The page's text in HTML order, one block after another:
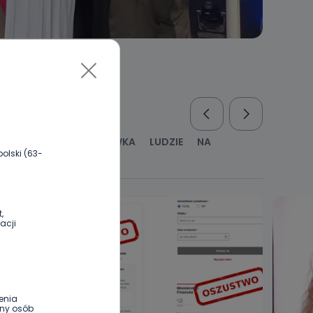
(63-
osób
KULTURA I ROZRYWKA LUDZIE
NA
WYWIADY